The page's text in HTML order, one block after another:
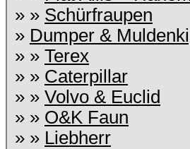
» » Schürfraupen
» Dumper &
» » Terex
» » Caterpillar
» » Volvo & Euclid
» » O&K Faun
» » Liebherr